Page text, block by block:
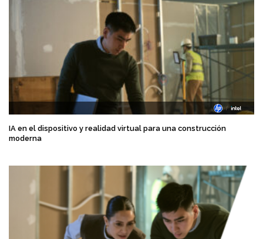
IA en el dispositivo y realidad virtual para una construcción
moderna